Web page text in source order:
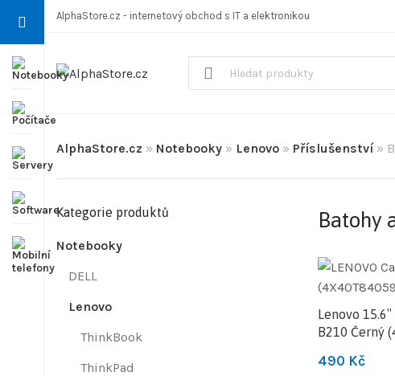
AlphaStore.cz - internetový obchod s IT a elektronikou
AlphaStore.cz » Notebooky » Lenovo » Příslušenství»
Kategorie produktů
Notebooky
DELL
Lenovo
ThinkBook
ThinkPad
Batohy
Lenovo
B210 Černý
490 Kč